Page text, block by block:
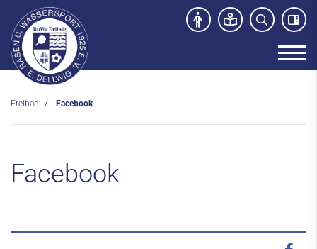
Freibad Facebook
Facebook
Sport- und Kursangebot